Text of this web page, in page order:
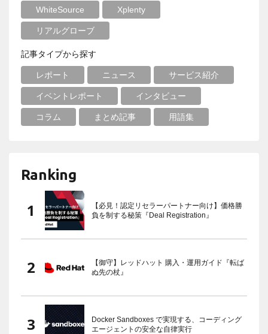
WhiteSource Xplenty
リアルグローブ
記事タイプから探す
レポート ニュース サービス紹介
イベントレポート インタビュー
コラム まとめ記事 用語集
Ranking
【必見！認定リセラーパートナー向け】価格勝
負を制する秘策『Deal Registration』
【御守】レッドハット 購入・運用ガイド『転ば
ぬ先の杖』
Docker Sandboxes で実現する、コーディング
エージェントの安全な自律実行